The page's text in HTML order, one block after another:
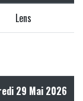
Lens
29 Mai 2026